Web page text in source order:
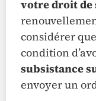
votre droit de
considérer
condition
subsistance
envoyer un